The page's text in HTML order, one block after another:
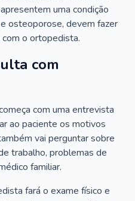
uma condição
osteoporose, devem fazer
o ortopedista.
com
com uma entrevista
ao paciente os motivos
vai perguntar sobre
trabalho, problemas de
familiar.
fará o exame físico e